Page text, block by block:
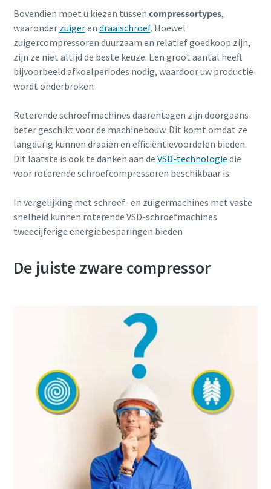
Bovendien moet u kiezen tussen compressortypes,
waaronder zuigeren draaischroef. Hoewel
zuigercompressoren duurzaam en relatief goedkoop zijn,
zijn ze niet altijd de beste keuze. Een groot aantal heeft
bijvoorbeeld afkoelperiodes nodig, waardoor uw productie
wordt onderbroken
Roterende schroefmachines daarentegen zijn doorgaans
beter geschikt voor de machinebouw. Dit komt omdat ze
langdurig kunnen draaien en efficiëntievoordelen bieden.
Dit laatste is ook te danken aan de VSD-technologie die
voor roterende schroefcompressoren beschikbaar is.
In vergelijking met schroef- en zuigermachines met vaste
snelheid kunnen roterende VSD-schroefmachines
tweecijferige energiebesparingen bieden
De juiste zware compressor